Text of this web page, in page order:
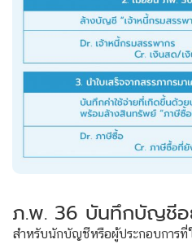
ภ.พ. 36 บันทึกบัญชีอ
สำหรับนักบัญชีหรือผู้ประกอบการที่